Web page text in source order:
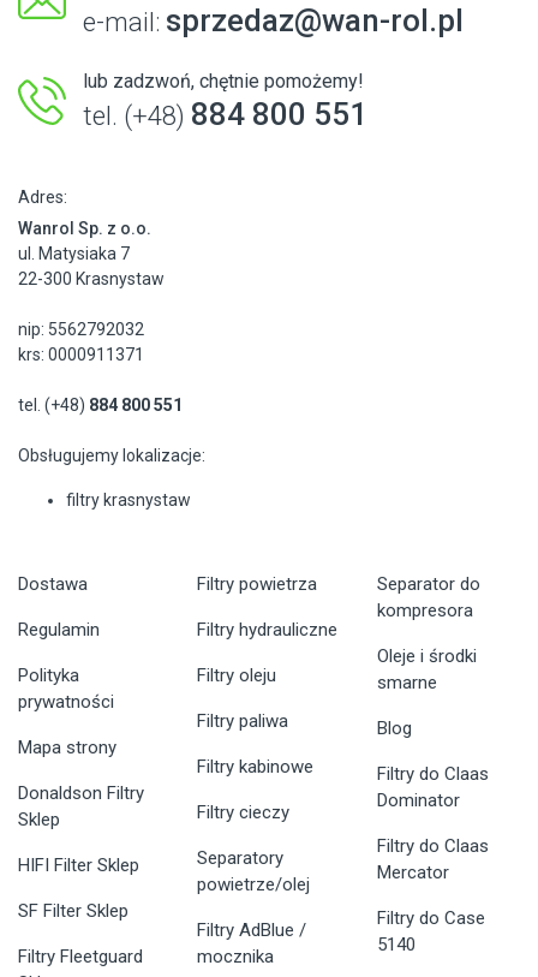
e-mail: sprzedaz@wan-rol.pl
lub zadzwoń, chętnie pomożemy!
tel. (+48) 884 800 551
Adres:
Wanrol Sp. z o.o.
ul. Matysiaka 7
22-300 Krasnystaw
nip: 5562792032
krs: 0000911371
tel. (+48) 884 800 551
Obsługujemy lokalizacje:
filtry krasnystaw
Dostawa
Regulamin
Polityka
prywatności
Mapa strony
Donaldson Filtry
Sklep
HIFI Filter Sklep
SF Filter Sklep
Filtry Fleetguard
Filtry powietrza
Filtry hydrauliczne
Filtry oleju
Filtry paliwa
Filtry kabinowe
Filtry cieczy
Separatory
powietrze/olej
Filtry AdBlue /
mocznika
Separator do
kompresora
Oleje i środki
smarne
Blog
Filtry do Claas
Dominator
Filtry do Claas
Mercator
Filtry do Case
5140